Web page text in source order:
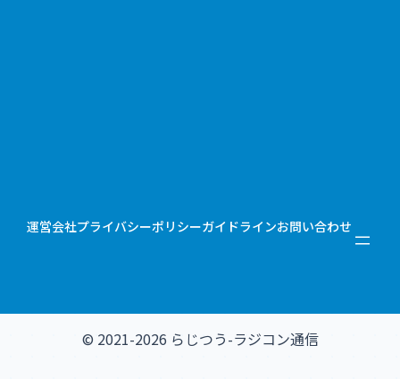
運営会社プライバシーポリシーガイドラインお問い合わせ
© 2021-2026 らじつう-ラジコン通信